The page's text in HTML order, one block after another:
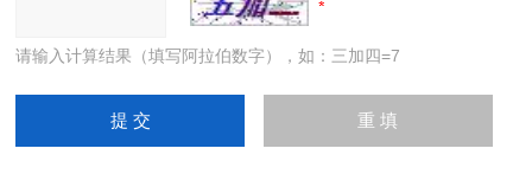
请输入计算结果（填写阿拉伯数字），如：三加四=7